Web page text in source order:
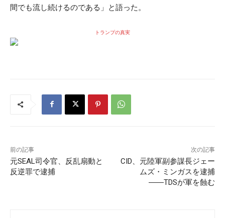
間でも流し続けるのである」と語った。
トランプの真実
前の記事
元SEAL司令官、反乱扇動と
反逆罪で逮捕
次の記事
CID、元陸軍副参謀長ジェー
ムズ・ミンガスを逮捕
――TDSが軍を蝕む